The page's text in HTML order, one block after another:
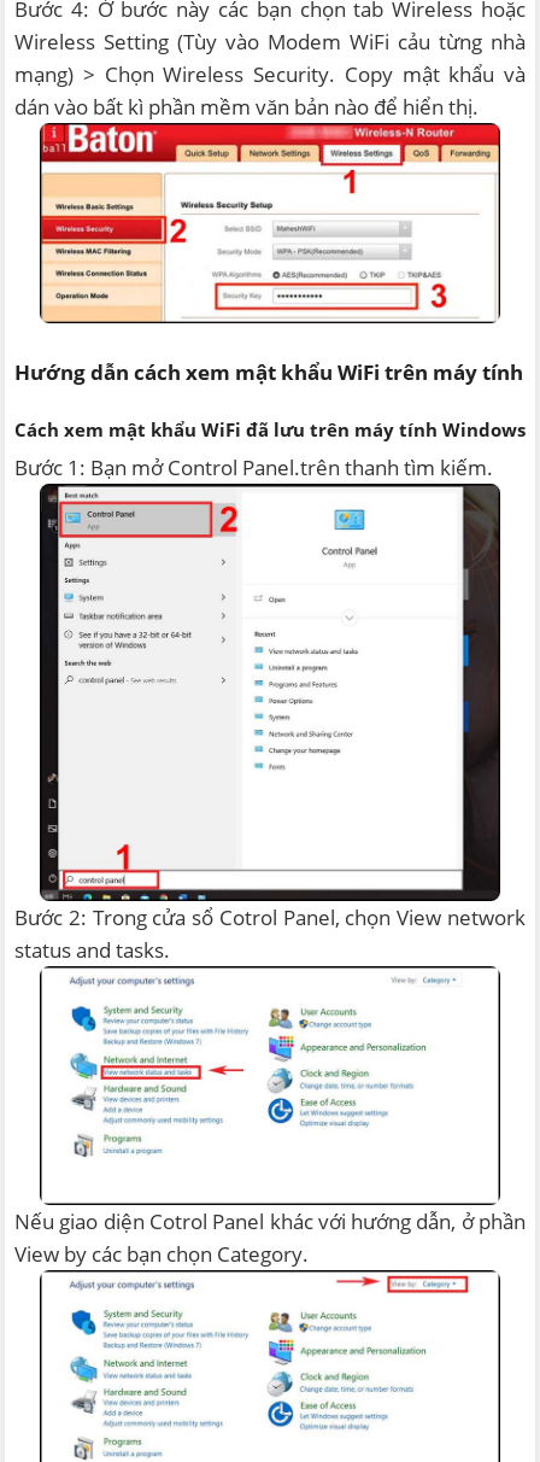
Bước 4: Ở bước này các bạn chọn tab Wireless hoặc
Wireless Setting (Tùy vào Modem WiFi cảu từng nhà
mạng) > Chọn Wireless Security. Copy mật khẩu và
dán vào bất kì phần mềm văn bản nào để hiển thị.
Hướng dẫn cách xem mật khẩu WiFi trên máy tính
Cách xem mật khẩu WiFi đã lưu trên máy tính Windows
Bước 1: Bạn mở Control Panel.trên thanh tìm kiếm.
Bước 2: Trong cửa sổ Cotrol Panel, chọn View network
status and tasks.
Nếu giao diện Cotrol Panel khác với hướng dẫn, ở phần
View by các bạn chọn Category.